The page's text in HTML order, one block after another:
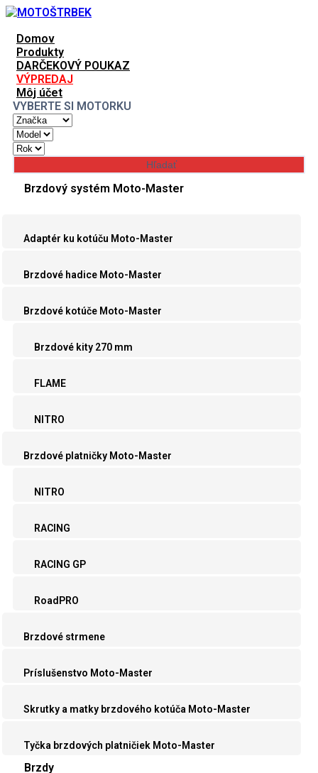
Domov
Produkty
DARČEKOVÝ POUKAZ
VÝPREDAJ
Môj účet
VYBERTE SI MOTORKU
Brzdový systém Moto-Master
Adaptér ku kotúču Moto-Master
Brzdové hadice Moto-Master
Brzdové kotúče Moto-Master
Brzdové kity 270 mm
FLAME
NITRO
Brzdové platničky Moto-Master
NITRO
RACING
RACING GP
RoadPRO
Brzdové strmene
Príslušenstvo Moto-Master
Skrutky a matky brzdového kotúča Moto-Master
Tyčka brzdových platničiek Moto-Master
Brzdy